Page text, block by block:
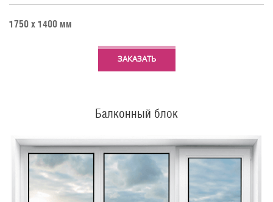
1750 х 1400 мм
ЗАКАЗАТЬ
Балконный блок